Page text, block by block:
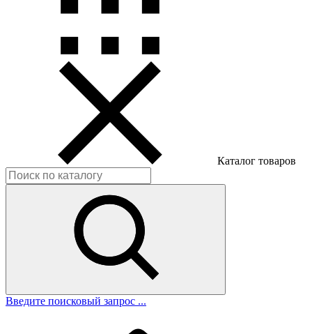
Каталог товаров
Введите поисковый запрос ...